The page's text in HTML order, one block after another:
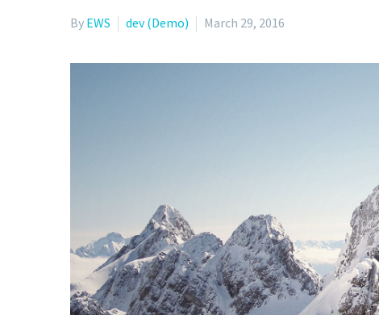
By EWS dev (Demo) March 29, 2016